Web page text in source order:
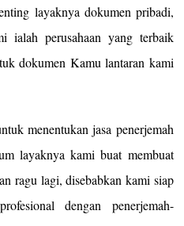
layaknya dokumen pribadi,
ialah perusahaan yang terbaik
dokumen Kamu lantaran kami
menentukan jasa penerjemah
layaknya kami buat membuat
ragu lagi, disebabkan kami siap
dengan penerjemah-